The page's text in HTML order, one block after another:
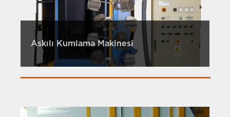
Askılı Kumlama Makinesi